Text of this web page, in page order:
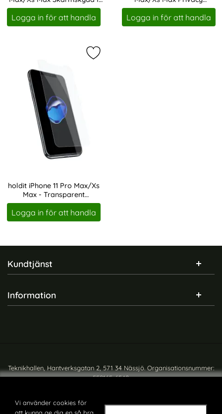
Vi använder cookies för
Härdat Glas - Med
Monteringsram
Art. nr 246460
Logga in för att handla
Skärmskydd Härdat Glas -
Monteringsram
Art. nr 246513
Logga in för att handla
holdit iPhone 11 Pro Max/Xs
Max - Transparent
Skärmskydd
Art. nr 19181
Logga in för att handla
Markera holdit iPhone 11 Pro
Sidfot Blandad info och länkar
Kundtjänst
Information
Teknikhallen, Hantverksgatan 2, 571 34 Nässjö. Organisationsnummer:
559165-6540